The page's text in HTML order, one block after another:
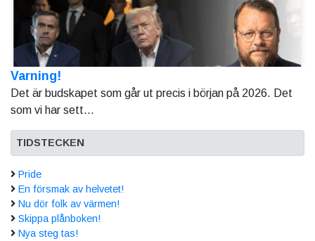
Varning!
Det är budskapet som går ut precis i början på 2026. Det
som vi har sett...
TIDSTECKEN
Pride
En försmak av helvetet!
Nu dör folk av värmen!
Skippa plånboken!
Nya steg tas!